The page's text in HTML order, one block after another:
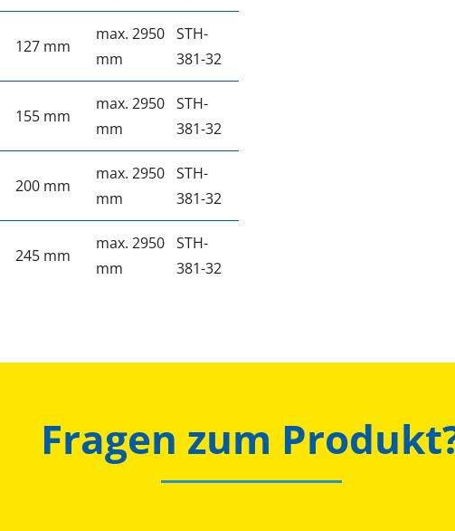
127 mm
max. 2950
mm
STH-
381-32
155 mm
max. 2950
mm
STH-
381-32
200 mm
max. 2950
mm
STH-
381-32
245 mm
max. 2950
mm
STH-
381-32
Fragen zum